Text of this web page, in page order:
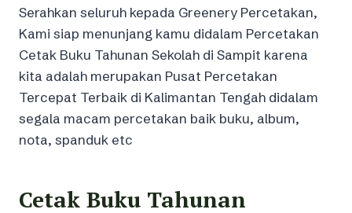
Serahkan seluruh kepada Greenery Percetakan,
Kami siap menunjang kamu didalam Percetakan
Cetak Buku Tahunan Sekolah di Sampit karena
kita adalah merupakan Pusat Percetakan
Tercepat Terbaik di Kalimantan Tengah didalam
segala macam percetakan baik buku, album,
nota, spanduk etc
Cetak Buku Tahunan